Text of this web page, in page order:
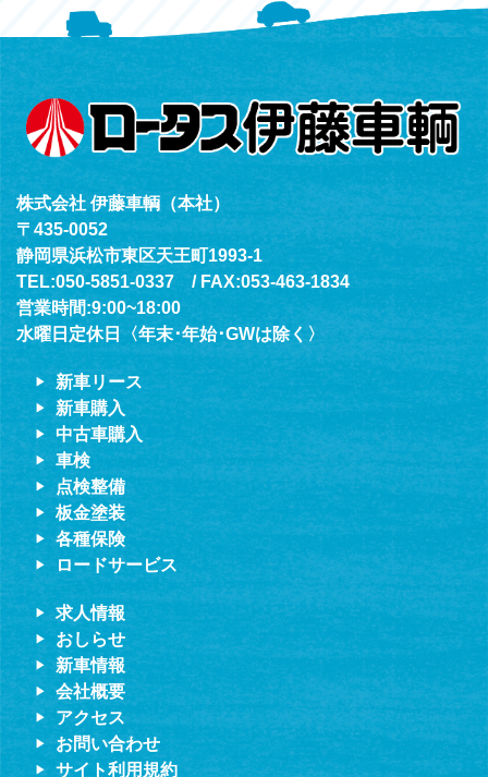
株式会社 伊藤車輌（本社）
〒435-0052
静岡県浜松市東区天王町1993-1
TEL:050-5851-0337 / FAX:053-463-1834
営業時間:9:00~18:00
水曜日定休日〈年末･年始･GWは除く〉
新車リース
新車購入
中古車購入
車検
点検整備
板金塗装
各種保険
ロードサービス
求人情報
おしらせ
新車情報
会社概要
アクセス
お問い合わせ
サイト利用規約